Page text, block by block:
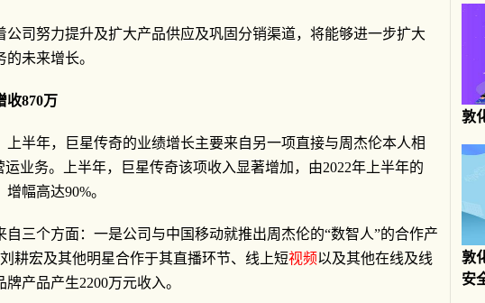
公司努力提升及扩大产品供应及巩固分销渠道，将能够进一步扩大
未来增长。
收870万
上半年，巨星传奇的业绩增长主要来自另一项直接与周杰伦本人相
业务。上半年，巨星传奇该项收入显著增加，由2022年上半年的
幅高达90%。
自三个方面：一是公司与中国移动就推出周杰伦的“数智人”的合作产
耕宏及其他明星合作于其直播环节、线上短视频以及其他在线及线
产品产生2200万元收入。
敦
敦
安